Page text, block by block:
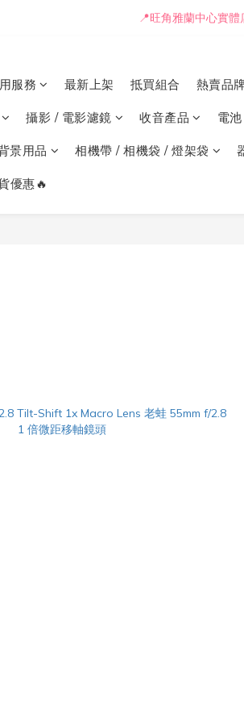
📒🖋️報價單 / 採購表
📍旺角雅蘭中心實體
📒🖋️報價單 / 採購表
服務 最新上架 抵買組合 熱賣品
攝影 / 電影濾鏡 收音產品 電池
景用品 相機帶 / 相機袋 / 燈架袋
優惠🔥